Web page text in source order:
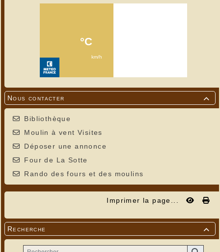

Nous contacter
Bibliothèque
Moulin à vent Visites
Déposer une annonce
Four de La Sotte
Rando des fours et des moulins
Imprimer la page...

Recherche